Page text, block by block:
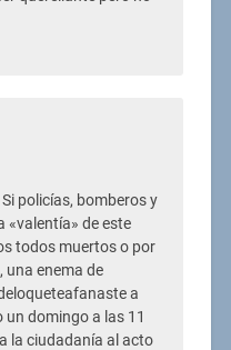
policías, bomberos y
«valentía» de este
todos muertos o por
una enema de
a
un domingo a las 11
la ciudadanía al acto